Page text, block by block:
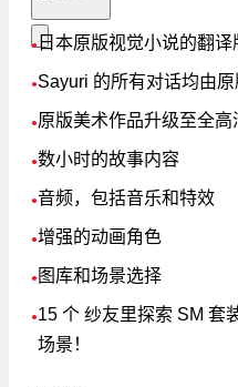
●日本原版视觉小说的翻译
●Sayuri 的所有对话均由
●原版美术作品升级至全高
●数小时的故事内容
●音频，包括音乐和特效
●增强的动画角色
● 图库和场景选择
●15 个 纱友里探索 SM 套
场景！